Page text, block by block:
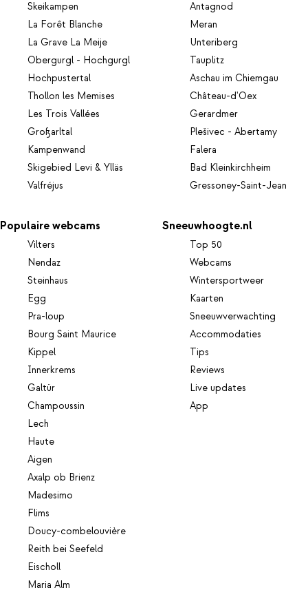
Skeikampen
La Forêt Blanche
La Grave La Meije
Obergurgl - Hochgurgl
Hochpustertal
Thollon les Memises
Les Trois Vallées
Großarltal
Kampenwand
Skigebied Levi & Ylläs
Valfréjus
Antagnod
Meran
Unteriberg
Tauplitz
Aschau im Chiemgau
Château-d'Oex
Gerardmer
Plešivec - Abertamy
Falera
Bad Kleinkirchheim
Gressoney-Saint-Jean
Populaire webcams
Vilters
Nendaz
Steinhaus
Egg
Pra-loup
Bourg Saint Maurice
Kippel
Innerkrems
Galtür
Champoussin
Lech
Haute
Aigen
Axalp ob Brienz
Madesimo
Flims
Doucy-combelouvière
Reith bei Seefeld
Eischoll
Maria Alm
Sneeuwhoogte.nl
Top 50
Webcams
Wintersportweer
Kaarten
Sneeuwverwachting
Accommodaties
Tips
Reviews
Live updates
App